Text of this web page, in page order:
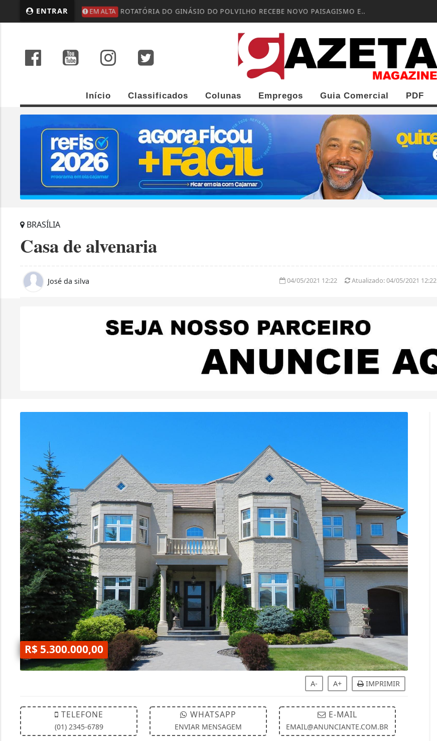
ENTRAR EM ALTA ROTATÓRIA DO GINÁSIO DO POLVILHO RECEBE NOVO PAISAGISMO E...
Início Classificados Colunas Empregos Guia Comercial PDF
BRASÍLIA
Casa de alvenaria
José da silva Atualizado:04/05/2021 12:22
04/05/2021 12:22
R$ 5.300.000,00
A- A+ IMPRIMIR
TELEFONE
(01) 2345-6789
WHATSAPP
ENVIAR MENSAGEM
E-MAIL
EMAIL@ANUNCIANTE.COM.BR